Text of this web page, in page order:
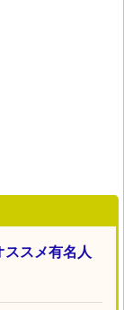
スメ有名人